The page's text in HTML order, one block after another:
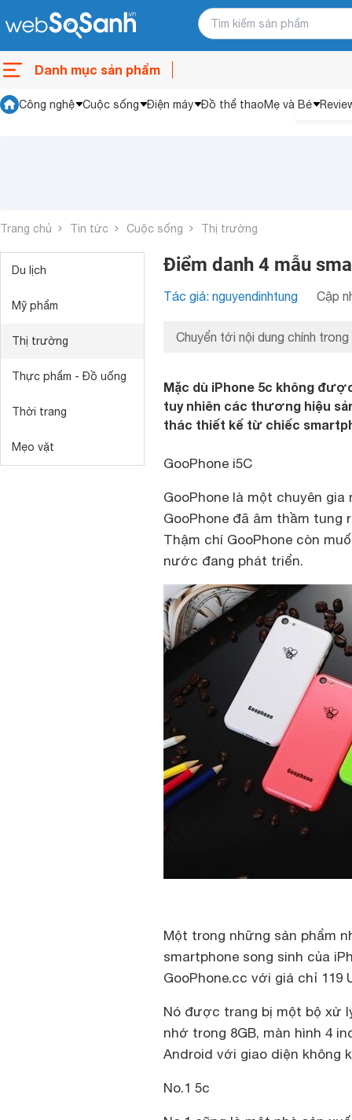
Danh mục sản phẩm
Công nghệ Cuộc sống Điện máy Đồ thể thaoMẹ và Bé
Trang chủ Tin tức Cuộc sống Thị trường
Du lịch
Mỹ phẩm
Thị trường
Thực phẩm - Đồ uống
Thời trang
Mẹo vặt
Điểm danh 4 mẫu
Tác giả: nguyendinhtung Cập
Chuyển tới nội dung chính trong
Mặc dù iPhone 5c không
tuy nhiên các thương hiệu
thác thiết kế từ chiếc
GooPhone i5C
GooPhone là một chuyên
GooPhone đã âm thầm tung
Thậm chí GooPhone còn
nước đang phát triển.
Một trong những sản phẩm
smartphone song sinh của
GooPhone.cc với giá chỉ 119
Nó được trang bị một bộ xử
nhớ trong 8GB, màn hình 4
Android với giao diện không
No.1 ​​5c